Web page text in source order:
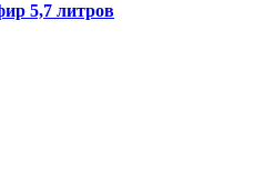
5,7 литров